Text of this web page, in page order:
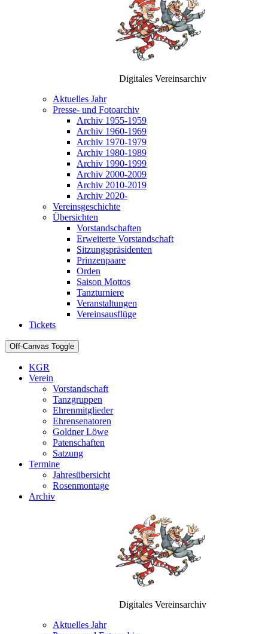
Digitales Vereinsarchiv
Aktuelles Jahr
Presse- und Fotoarchiv
Archiv 1955-1959
Archiv 1960-1969
Archiv 1970-1979
Archiv 1980-1989
Archiv 1990-1999
Archiv 2000-2009
Archiv 2010-2019
Archiv 2020-
Vereinsgeschichte
Übersichten
Vorstandschaften
Erweiterte Vorstandschaft
Sitzungspräsidenten
Prinzenpaare
Orden
Saison Mottos
Tanzturniere
Veranstaltungen
Vereinsausflüge
Tickets
Off-Canvas Toggle
KGR
Verein
Vorstandschaft
Tanzgruppen
Ehrenmitglieder
Ehrensenatoren
Goldner Löwe
Patenschaften
Satzung
Termine
Jahresübersicht
Rosenmontage
Archiv
Digitales Vereinsarchiv
Aktuelles Jahr